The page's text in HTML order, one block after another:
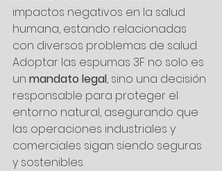
impactos negativos en la salud
humana, estando relacionadas
con diversos problemas de salud.
Adoptar las espumas 3F no solo es
un mandato legal, sino una decisión
responsable para proteger el
entorno natural, asegurando que
las operaciones industriales y
comerciales sigan siendo seguras
y sostenibles.